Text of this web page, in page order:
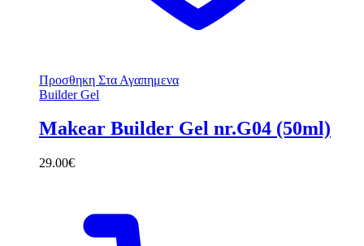
Προσθηκη Στα Αγαπημενα
Builder Gel
Makear Builder Gel nr.G04 (50ml)
29.00€